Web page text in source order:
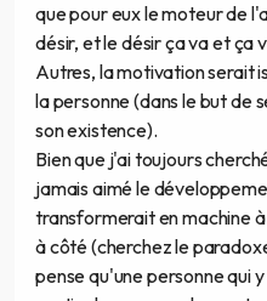
que pour eux le moteur de
désir, et le désir ça va et ça
Autres, la motivation serait
la personne (dans le but de
son existence).
Bien que j'ai toujours
jamais aimé le
transformerait en machine
à côté (cherchez le
pense qu'une personne qui